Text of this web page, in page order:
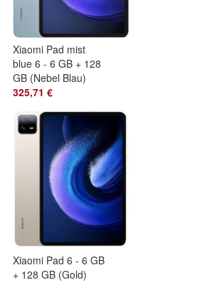
Xiaomi Pad mist
blue 6 - 6 GB + 128
GB (Nebel Blau)
325,71 €
Xiaomi Pad 6 - 6 GB
+ 128 GB (Gold)